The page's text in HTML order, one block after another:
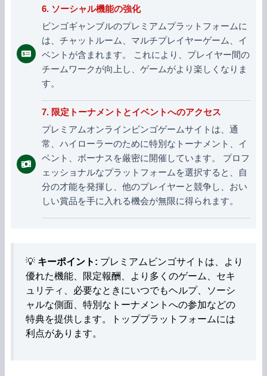
6. ソーシャル機能の強化
ビンゴギャンブルのプレミアムプラットフォームに
は、チャットルーム、マルチプレイヤーゲーム、イ
ベントが含まれます。 これにより、プレイヤー間の
チームワークが向上し、ゲームがより楽しくなりま
す。
7. 限定トーナメントとイベントへのアクセス
プレミアムオンラインビンゴゲームサイトは、通
常、ハイローラーのために特別なトーナメント、イ
ベント、ボーナスを厳密に開催しています。 プロフ
ェッショナルなプラットフォームを選択すると、自
分の才能を発揮し、他のプレイヤーと競争し、おい
しい賞品を手に入れる機会が無限に得られます。
💡 キーポイント: プレミアムビンゴサイトは、より
優れた機能、限定報酬、より多くのゲーム、セキ
ュリティ、必要なときにいつでもヘルプ、ソーシ
ャルな側面、特別なトーナメントへの参加などの
特典を提供します。トッププラットフォームには
利点があります。